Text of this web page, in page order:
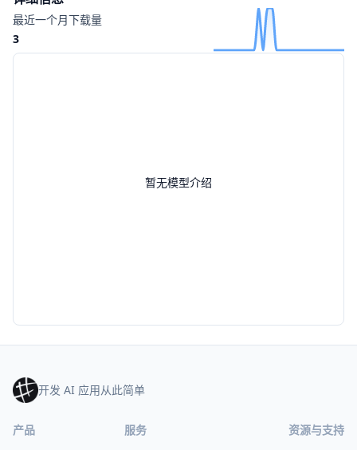
暂无模型介绍
最近一个月下载量
3
开发 AI 应用从此简单
产品 服务 资源与支持